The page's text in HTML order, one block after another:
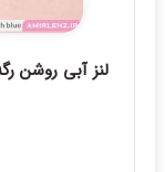
لنز آبی روشن